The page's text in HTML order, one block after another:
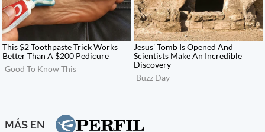
MÁS EN